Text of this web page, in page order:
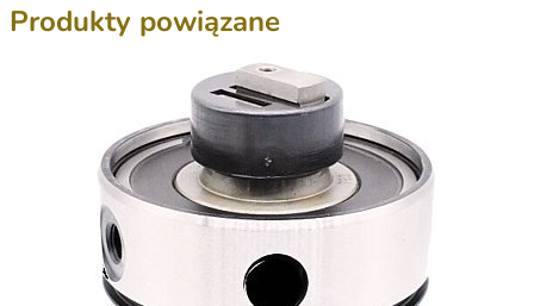
Produkty powiązane